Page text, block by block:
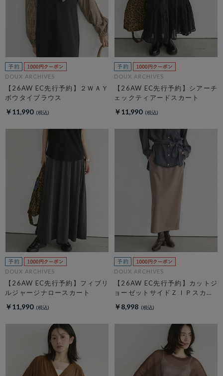
DOUX ARCHIVES
【26AW EC先行予約】２ＷＡＹ
ボウタイブラウス
￥11,990
DOUX ARCHIVES
【26AW EC先行予約】シアーチ
ェックティアードスカート
￥11,990
DOUX ARCHIVES
【26AW EC先行予約】フィブリ
ルジャージナロースカート
￥11,990
DOUX ARCHIVES
【26AW EC先行予約】カットジ
ョーゼットサイドＺＩＰスカー
￥8,998